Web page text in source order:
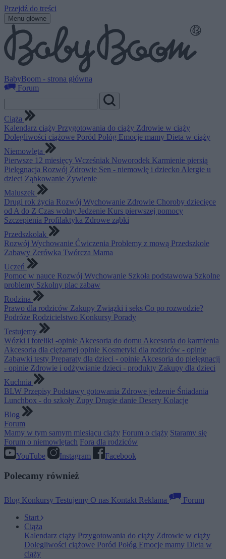
Przejdź do treści
Menu główne
BabyBoom - strona główna
Forum
Ciąża
Kalendarz ciąży Przygotowania do ciąży Zdrowie w ciąży
Dolegliwości ciążowe Poród Połóg Emocje mamy Dieta w ciąży
Niemowlęta
Pierwsze 12 miesięcy Wcześniak Noworodek Karmienie piersią
Pielęgnacja Rozwój Zdrowie Sen - niemowlę i dziecko Alergie u
dzieci Ząbkowanie Żywienie
Maluszek
Drugi rok życia Rozwój Wychowanie Zdrowie Choroby dziecięce
od A do Z Czas wolny Jedzenie Kurs pierwszej pomocy
Szczepienia Profilaktyka Zdrowe ząbki
Przedszkolak
Rozwój Wychowanie Ćwiczenia Problemy z mową Przedszkole
Zabawy Zerówka Twórcza Mama
Uczeń
Pomoc w nauce Rozwój Wychowanie Szkoła podstawowa Szkolne
problemy Szkolny plac zabaw
Rodzina
Prawo dla rodziców Zakupy Związki i seks Co po rozwodzie?
Podróże Rodzicielstwo Konkursy Porady
Testujemy
Wózki i foteliki -opinie Akcesoria do domu Akcesoria do karmienia
Akcesoria dla ciężarnej opinie Kosmetyki dla rodziców - opinie
Zabawki testy Preparaty dla dzieci - opinie Akcesoria do pielęgnacji
- opinie Zdrowie i odżywianie dzieci - produkty Zakupy dla dzieci
Kuchnia
BLW Przepisy Podstawy gotowania Zdrowe jedzenie Śniadania
Lunchbox - do szkoły Zupy Drugie danie Desery Kolacje
Blog
Forum
Mamy w tym samym miesiącu ciąży Forum o ciąży Staramy się
Forum o niemowlętach Fora dla rodziców
YouTube
Instagram Facebook
Polecamy również
Blog Konkursy Testujemy O nas Kontakt Reklama
Forum
Start
Ciąża
Kalendarz ciąży Przygotowania do ciąży Zdrowie w ciąży
Dolegliwości ciążowe Poród Połóg Emocje mamy Dieta w
ciąży